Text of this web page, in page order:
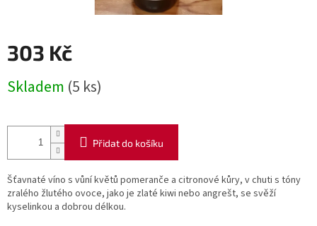
303 Kč
cena:
Skladem (5 ks)
Přidat do košíku
Šťavnaté víno s vůní květů pomeranče a citronové kůry, v chuti s tóny
zralého žlutého ovoce, jako je zlaté kiwi nebo angrešt, se svěží
kyselinkou a dobrou délkou.